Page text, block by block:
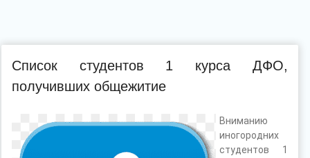
Список студентов 1 курса ДФО,
получивших общежитие
Вниманию
иногородних
студентов 1